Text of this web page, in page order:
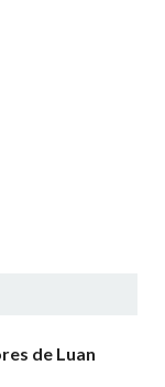
de Luan